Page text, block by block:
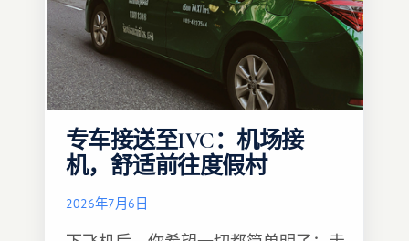
专车接送至IVC：机场接
机，舒适前往度假村
2026年7月6日